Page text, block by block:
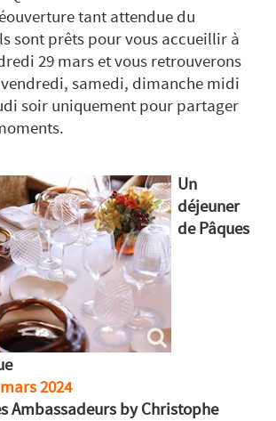
tant attendue du
sont prêts pour vous accueillir à
29 mars et vous retrouverons
samedi, dimanche midi
soir uniquement pour partager
Un
déjeuner
de Pâques
2024
Ambassadeurs by Christophe